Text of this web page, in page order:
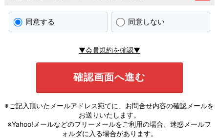
同意する 同意しない
▼会員規約を確認▼
※ご記入頂いたメールアドレス宛てに、お問合せ内容の確認メールを
お送りいたします。
※Yahoo!メールなどのフリーメールをご利用の場合、迷惑メールフ
ォルダに入る場合があります。